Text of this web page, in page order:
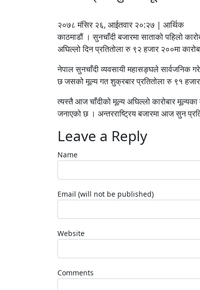
२०७८ मंसिर २६, आईतवार २०:२७ | आर्थिक
काठमाडौं । सुनचाँदी बजारमा साताको पहिलो
अघिल्लो दिन प्रतितोला रु ९२ हजार २००मा
नेपाल सुनचाँदी व्यवसायी महासङ्घले सार्वजनिक
छ जसको मूल्य गत शुक्रबार प्रतितोला रु ९१
त्यस्तै आज चाँदीको मूल्य अघिल्लो कारोबार
जनाएको छ । अन्तरराष्ट्रिय बजारमा आज सुन
Leave a Reply
Name
Email (will not be published)
Website
Comments